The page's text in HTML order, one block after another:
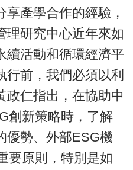
產學合作的經驗，
理研究中心近年來如
續活動和循環經濟平
行前，我們必須以利
政仁指出，在協助中
創新策略時，了解
優勢、外部ESG機
要原則，特別是如